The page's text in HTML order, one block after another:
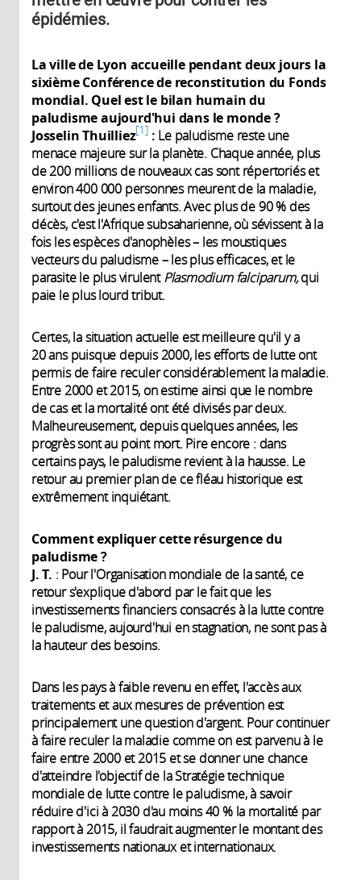
épidémies.
La ville de Lyon accueille pendant deux jours la
sixième Conférence de reconstitution du Fonds
mondial. Quel est le bilan humain du
paludisme aujourd'hui dans le monde ?
Josselin Thuilliez 1 : Le paludisme reste une
menace majeure sur la planète. Chaque année, plus
de 200 millions de nouveaux cas sont répertoriés et
environ 400 000 personnes meurent de la maladie,
surtout des jeunes enfants. Avec plus de 90 % des
décès, c'est l'Afrique subsaharienne, où sévissent à la
fois les espèces d'anophèles – les moustiques
vecteurs du paludisme – les plus efficaces, et le
parasite le plus virulentPlasmodium falciparum,qui
paie le plus lourd tribut.
Certes, la situation actuelle est meilleure qu'il y a
20 ans puisque depuis 2000, les efforts de lutte ont
permis de faire reculer considérablement la maladie.
Entre 2000 et 2015, on estime ainsi que le nombre
de cas et la mortalité ont été divisés par deux.
Malheureusement, depuis quelques années, les
progrès sont au point mort. Pire encore : dans
certains pays, le paludisme revient à la hausse. Le
retour au premier plan de ce fléau historique est
extrêmement inquiétant.
Comment expliquer cette résurgence du
paludisme ?
J. T. : Pour l'Organisation mondiale de la santé, ce
retour s'explique d'abord par le fait que les
investissements financiers consacrés à la lutte contre
le paludisme, aujourd'hui en stagnation, ne sont pas à
la hauteur des besoins.
Dans les pays à faible revenu en effet, l'accès aux
traitements et aux mesures de prévention est
principalement une question d'argent. Pour continuer
à faire reculer la maladie comme on est parvenu à le
faire entre 2000 et 2015 et se donner une chance
d'atteindre l'objectif de la Stratégie technique
mondiale de lutte contre le paludisme, à savoir
réduire d'ici à 2030 d'au moins 40 % la mortalité par
rapport à 2015, il faudrait augmenter le montant des
investissements nationaux et internationaux.